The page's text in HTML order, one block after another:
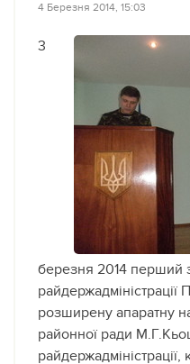
4 Березня 2014, 15:03
3
березня 2014 перший
розширену апаратну
районної ради